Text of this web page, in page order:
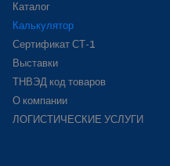
Каталог
Калькулятор
Сертификат СТ-1
Выставки
ТНВЭД код товаров
О компании
ЛОГИСТИЧЕСКИЕ УСЛУГИ